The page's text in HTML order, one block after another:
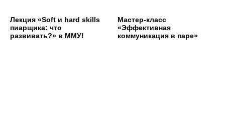
Лекция «Soft и hard skills
пиарщика: что
развивать?» в ММУ!
Мастер-класс
«Эффективная
коммуникация в паре»